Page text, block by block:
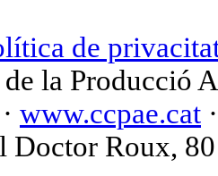
de
la Producció
www.ccpae.cat
Doctor Roux,